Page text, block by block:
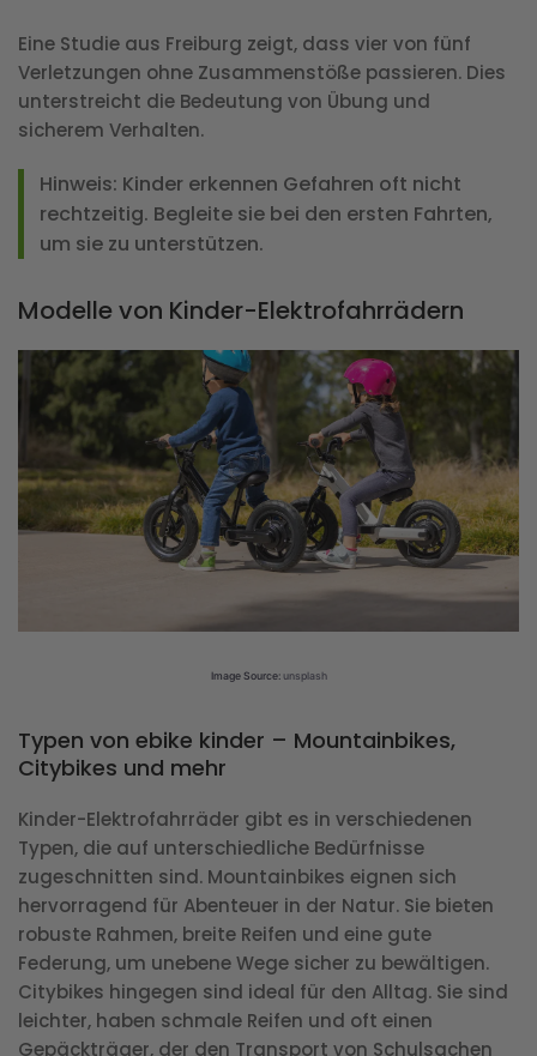
Eine Studie aus Freiburg zeigt, dass vier von fünf
Verletzungen ohne Zusammenstöße passieren. Dies
unterstreicht die Bedeutung von Übung und
sicherem Verhalten.
Hinweis: Kinder erkennen Gefahren oft nicht
rechtzeitig. Begleite sie bei den ersten Fahrten,
um sie zu unterstützen.
Modelle von Kinder-Elektrofahrrädern
Image Source: unsplash
Typen von ebike kinder – Mountainbikes,
Citybikes und mehr
Kinder-Elektrofahrräder gibt es in verschiedenen
Typen, die auf unterschiedliche Bedürfnisse
zugeschnitten sind. Mountainbikes eignen sich
hervorragend für Abenteuer in der Natur. Sie bieten
robuste Rahmen, breite Reifen und eine gute
Federung, um unebene Wege sicher zu bewältigen.
Citybikes hingegen sind ideal für den Alltag. Sie sind
leichter, haben schmale Reifen und oft einen
Gepäckträger, der den Transport von Schulsachen